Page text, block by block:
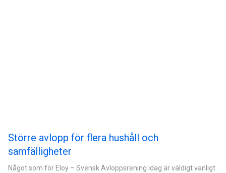
Större avlopp för flera hushåll och
samfälligheter
Något som för Eloy – Svensk Avloppsrening idag är väldigt vanligt